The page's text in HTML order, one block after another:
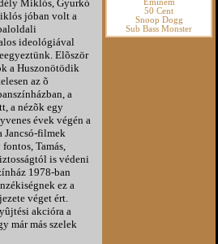
Miklós, Gyurkó
jóban volt a
ideológiával
Elõször
a Huszonötödik
az õ
a
a nézõk egy
évek végén a
Jancsó-filmek
Tamás,
is védeni
1978-ban
ez a
véget ért.
akcióra a
már más szelek
Eminem
50 Cent
Snoop Dogg
Sub Bass Monster